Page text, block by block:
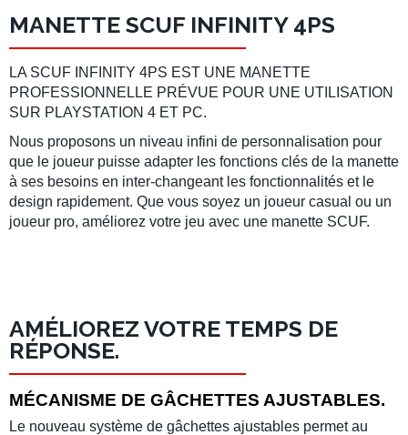
MANETTE SCUF INFINITY 4PS
LA SCUF INFINITY 4PS EST UNE MANETTE
PROFESSIONNELLE PRÉVUE POUR UNE UTILISATION
SUR PLAYSTATION 4 ET PC.
Nous proposons un niveau infini de personnalisation pour
que le joueur puisse adapter les fonctions clés de la manette
à ses besoins en inter-changeant les fonctionnalités et le
design rapidement. Que vous soyez un joueur casual ou un
joueur pro, améliorez votre jeu avec une manette SCUF.
AMÉLIOREZ VOTRE TEMPS DE
RÉPONSE.
MÉCANISME DE GÂCHETTES AJUSTABLES.
Le nouveau système de gâchettes ajustables permet au